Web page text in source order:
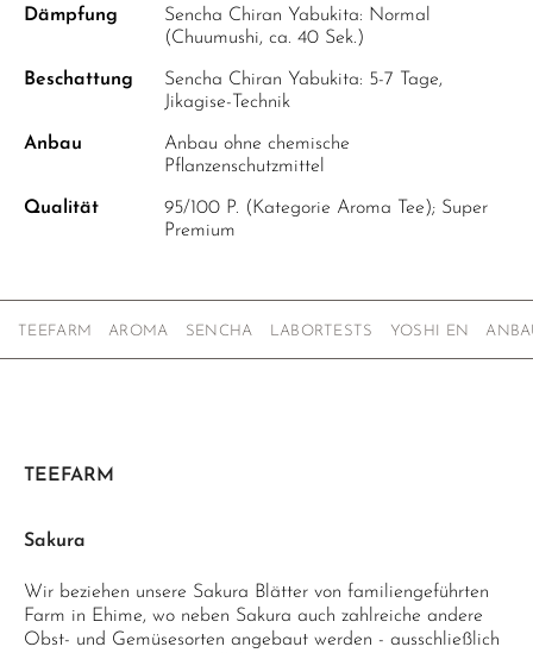
Dämpfung
Sencha Chiran Yabukita: Normal
(Chuumushi, ca. 40 Sek.)
Beschattung
Sencha Chiran Yabukita: 5-7 Tage,
Jikagise-Technik
Anbau
Anbau ohne chemische
Pflanzenschutzmittel
Qualität
95/100 P. (Kategorie Aroma Tee); Super
Premium
TEEFARM AROMA SENCHA LABORTESTS YOSHI EN
TEEFARM
Sakura
Wir beziehen unsere Sakura Blätter von familiengeführten
Farm in Ehime, wo neben Sakura auch zahlreiche andere
Obst- und Gemüsesorten angebaut werden - ausschließlich